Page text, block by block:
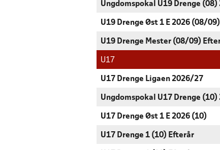
Ungdomspokal U19 Drenge (08)
U19 Drenge Øst 1 E 2026 (08/09)
U19 Drenge Mester (08/09)
U17
U17 Drenge Ligaen 2026/27
Ungdomspokal U17 Drenge (10)
U17 Drenge Øst 1 E 2026 (10)
U17 Drenge 1 (10) Efterår